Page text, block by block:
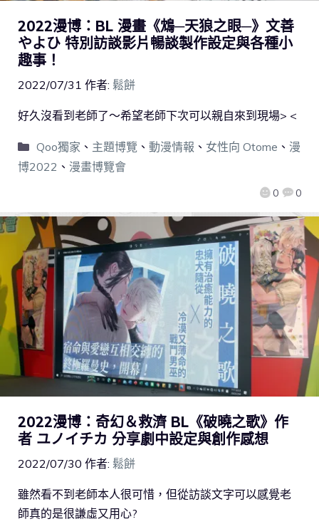
2022漫博：BL 漫畫《鴆─天狼之眼─》文善
やよひ 特別訪談影片暢談製作設定與各種小
趣事！
2022/07/31 作者: 鬆餅
0 0
好久沒看到老師了～希望老師下次可以親自來到現場> <
Qoo獨家 、 主題博覽 、 動漫情報 、 女性向 Otome 、 漫
博2022 、 漫畫博覽會
2022漫博：奇幻＆救濟 BL《破曉之歌》作
者 ユノイチカ 分享劇中設定與創作感想
2022/07/30 作者: 鬆餅
雖然看不到老師本人很可惜，但從訪談文字可以感覺老
師真的是很謙虛又用心?